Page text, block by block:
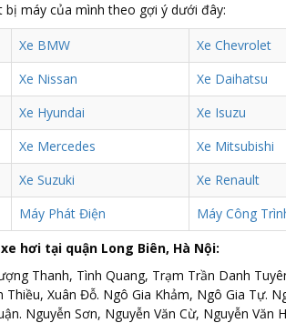
máy của mình theo gợi ý dưới đây:
Xe BMW
Xe Chevrolet
Xe Nissan
Xe Daihatsu
Xe Hyundai
Xe Isuzu
Xe Mercedes
Xe Mitsubishi
Xe Suzuki
Xe Renault
Máy Phát Điện
Máy Công
hơi tại quận Long Biên, Hà Nội:
Thanh, Tình Quang, Trạm Trần Danh
Xuân Đỗ. Ngô Gia Khảm, Ngô Gia Tự.
Nguyễn Sơn, Nguyễn Văn Cừ, Nguyễn Văn